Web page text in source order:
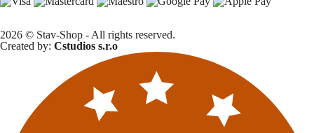
2026 © Stav-Shop - All rights reserved.
Created by: Cstudios s.r.o